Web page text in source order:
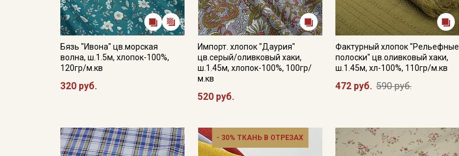
Бязь "Ивона" цв.морская
волна, ш.1.5м, хлопок-100%,
120гр/м.кв
320 руб.
Импорт. хлопок "Даурия"
цв.серый/оливковый хаки,
ш.1.45м, хлопок-100%, 100гр/
м.кв
520 руб.
Фактурный хлопок "Рельефные
полоски" цв.оливковый хаки,
ш.1.45м, хл-100%, 110гр/м.кв
472 руб. 590 руб.
- 30% ТКАНЬ В ОТРЕЗАХ